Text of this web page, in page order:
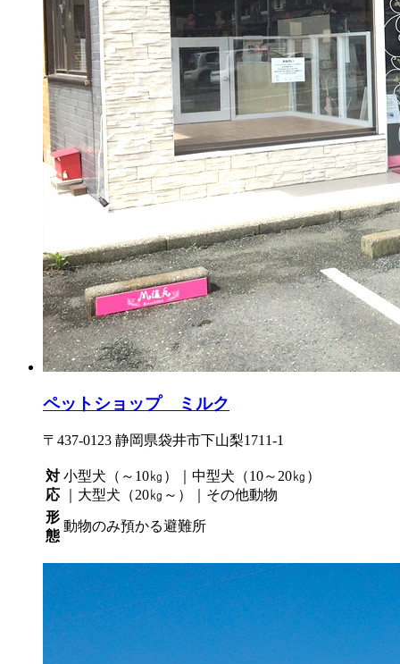
ペットショップ ミルク
〒437-0123 静岡県袋井市下山梨1711-1
対
応
小型犬（～10㎏）｜中型犬（10～20㎏）
｜大型犬（20㎏～）｜その他動物
形
態
動物のみ預かる避難所